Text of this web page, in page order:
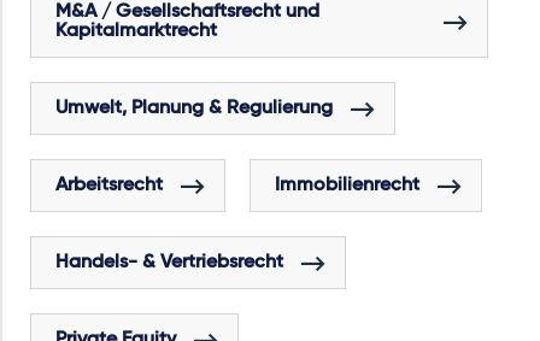
M&A / Gesellschaftsrecht und
Kapitalmarktrecht
Umwelt, Planung & Regulierung
Arbeitsrecht Immobilienrecht
Handels- & Vertriebsrecht